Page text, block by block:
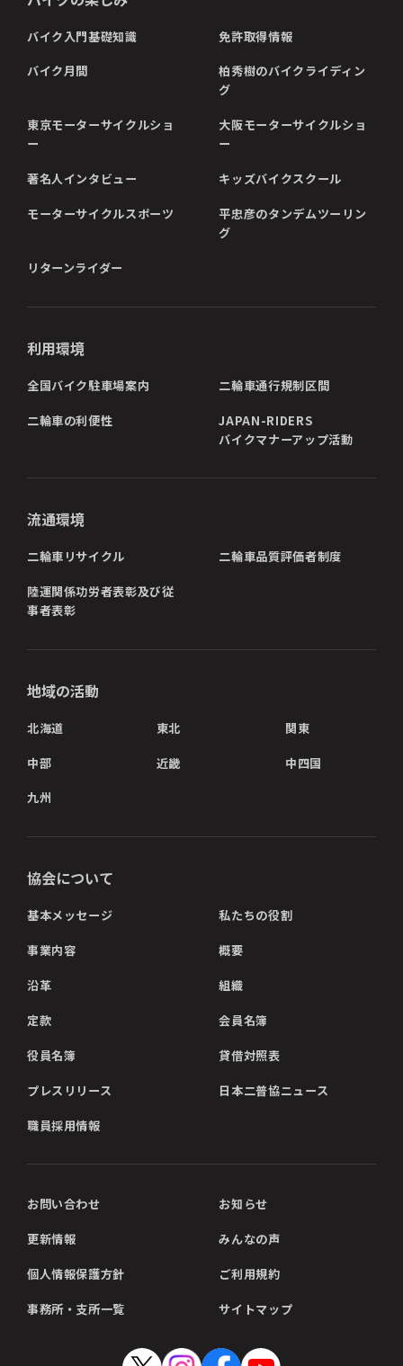
バイク入門基礎知識 免許取得情報
バイク月間
柏秀樹のバイクライディン
グ
東京モーターサイクルショ
ー
大阪モーターサイクルショ
ー
著名人インタビュー キッズバイクスクール
モーターサイクルスポーツ
平忠彦のタンデムツーリン
グ
リターンライダー
利用環境
全国バイク駐車場案内 二輪車通行規制区間
二輪車の利便性
JAPAN-RIDERS
バイクマナーアップ活動
流通環境
二輪車リサイクル 二輪車品質評価者制度
陸運関係功労者表彰及び従
事者表彰
地域の活動
北海道 東北 関東
中部 近畿 中四国
九州
協会について
基本メッセージ 私たちの役割
事業内容 概要
沿革 組織
定款 会員名簿
役員名簿 貸借対照表
プレスリリース 日本二普協ニュース
職員採用情報
お問い合わせ お知らせ
更新情報 みんなの声
個人情報保護方針 ご利用規約
事務所・支所一覧 サイトマップ